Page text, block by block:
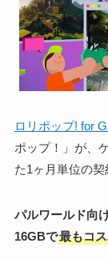
ロリポップ! for
ポップ！」が、
た1ヶ月単位の契
パルワールド向
16GBで最もコ